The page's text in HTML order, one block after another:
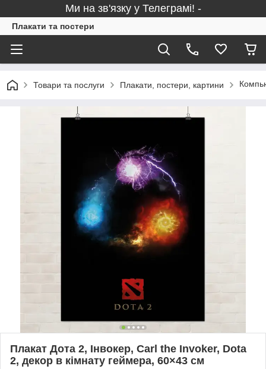
Ми на зв'язку у Телеграмі! -
Плакати та постери
Товари та послуги Плакати, постери, картини
Плакат Дота 2, Інвокер, Carl the Invoker, Dota
2, декор в кімнату геймера, 60×43 см